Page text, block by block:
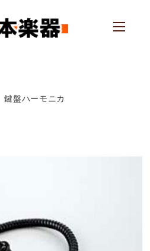
鍵盤ハーモニカ